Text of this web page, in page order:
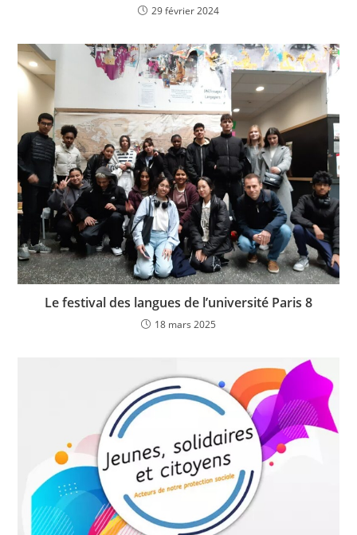
29 février 2024
Le festival des langues de l’université Paris 8
18 mars 2025